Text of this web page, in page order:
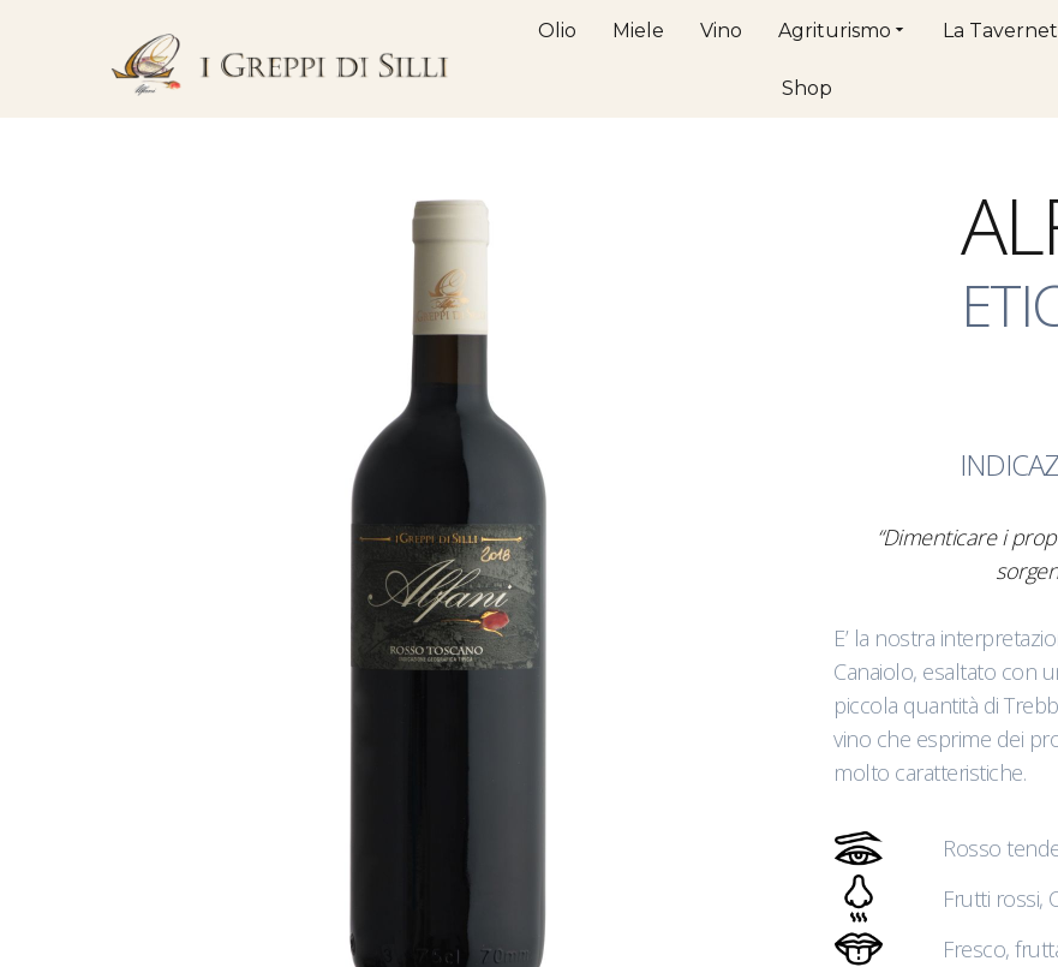
Olio Miele Vino Agriturismo La
Shop
“Dimenticare i
E’ la nostra
Canaiolo, esaltato con
piccola quantità di
vino che esprime dei
molto caratteristiche.
Rosso
Frutti rossi,
Fresco,